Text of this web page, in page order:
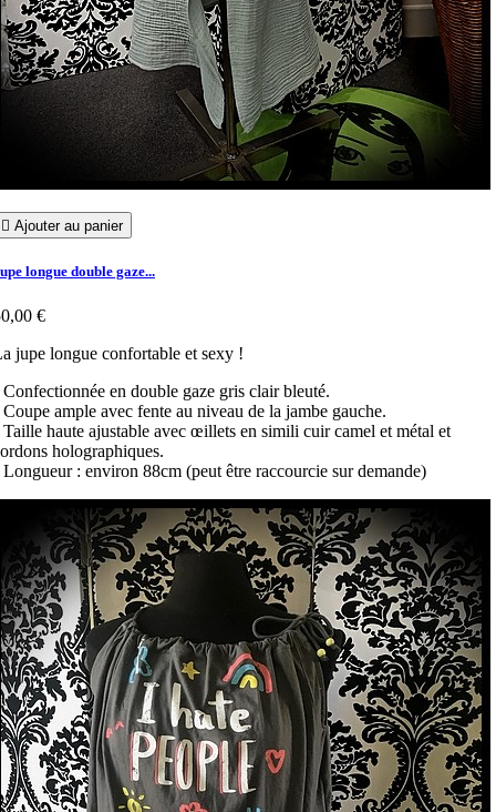
 Ajouter au panier
longue double gaze...
€
jupe longue confortable et sexy !
Confectionnée en double gaze gris clair bleuté.
Coupe ample avec fente au niveau de la jambe gauche.
Taille haute ajustable avec œillets en simili cuir camel et métal et
holographiques.
Longueur : environ 88cm (peut être raccourcie sur demande)